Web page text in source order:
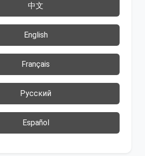
中文
English
Français
Русский
Español